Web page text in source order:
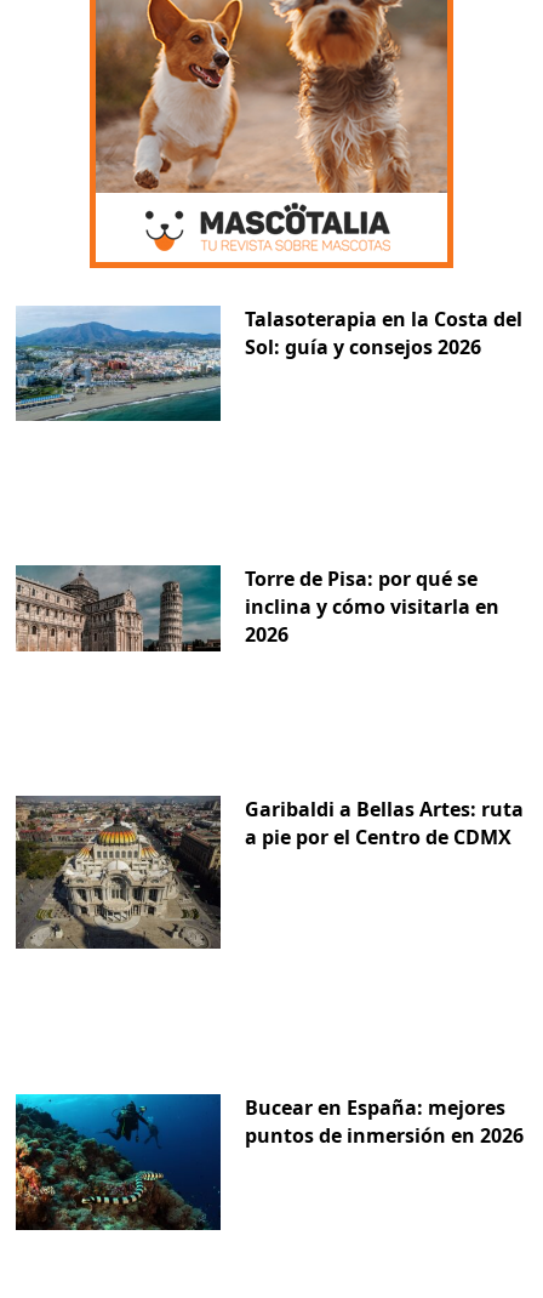
Talasoterapia en la Costa del
Sol: guía y consejos 2026
Torre de Pisa: por qué se
inclina y cómo visitarla en
2026
Garibaldi a Bellas Artes: ruta
a pie por el Centro de CDMX
Bucear en España: mejores
puntos de inmersión en 2026